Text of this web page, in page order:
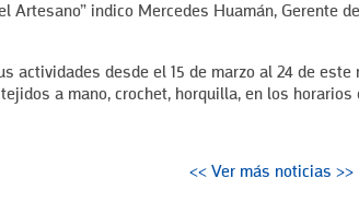
Artesano” indico Mercedes Huamán, Gerente
actividades desde el 15 de marzo al 24 de
a mano, crochet, horquilla, en los horarios
<< Ver más noticias >>